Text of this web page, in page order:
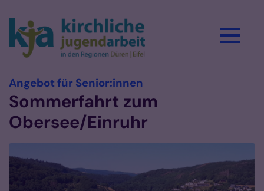
Angebot für Senior:innen
Sommerfahrt zum
Obersee/Einruhr